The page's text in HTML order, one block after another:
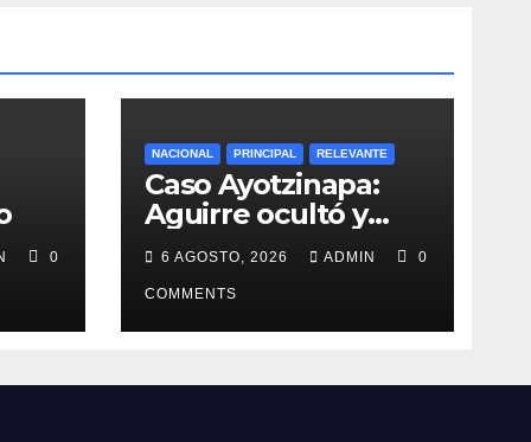
0
NACIONAL PRINCIPAL RELEVANTE
Caso Ayotzinapa:
Aguirre ocultó y
destruyó evidencias
6 AGOSTO, 2026 ADMIN 0
COMMENTS